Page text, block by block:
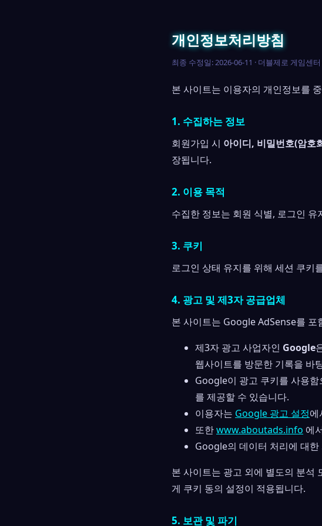
개인정보처리방침
최종 수정일: 2026-06-11 · 더블제로 게임센
본 사이트는 이용자의 개인정보를
1. 수집하는 정보
회원가입 시 아이디, 비밀번호(암호
장됩니다.
2. 이용 목적
수집한 정보는 회원 식별, 로그인
3. 쿠키
로그인 상태 유지를 위해 세션 쿠키
4. 광고 및 제3자 공급업체
본 사이트는 Google AdSense를 포
제3자 광고 사업자인 Google
웹사이트를 방문한 기록을 바
Google이 광고 쿠키를 사용
를 제공할 수 있습니다.
이용자는 Google 광고 설정에
또한www.aboutads.info 에
Google의 데이터 처리에 대한
본 사이트는 광고 외에 별도의 분석
게 쿠키 동의 설정이 적용됩니다.
5. 보관 및 파기